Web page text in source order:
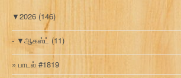
▼2026 (146)
▼ஆகஸ்ட் (11)
பாடல் #1819